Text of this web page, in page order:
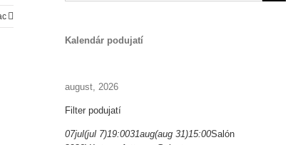
Kalendár podujatí
august, 2026
Filter podujatí
07jul(jul 7)19:0031aug(aug 31)15:00Salón